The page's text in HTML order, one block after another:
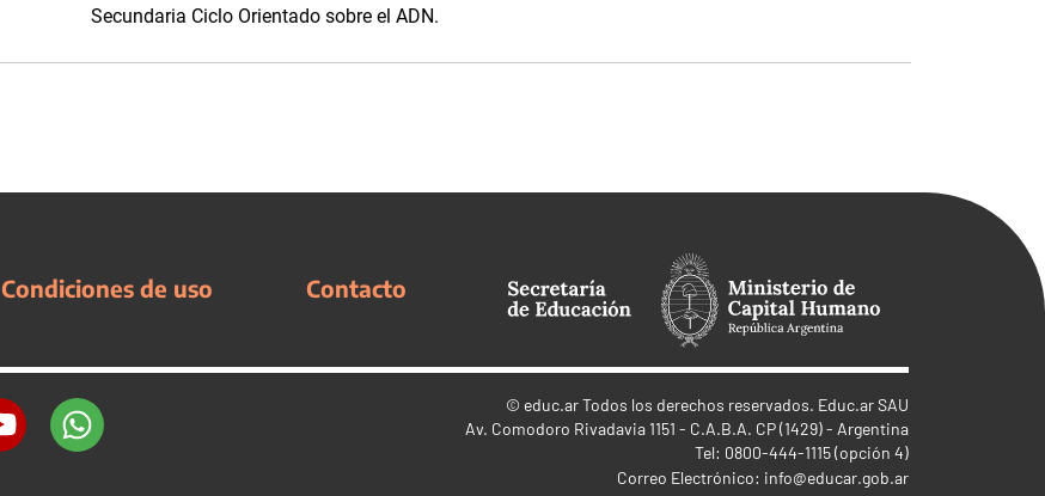
Secundaria Ciclo Orientado sobre el ADN.
Condiciones de uso Contacto
© educ.arTodos los derechos reservados. Educ.ar SAU
Av. Comodoro Rivadavia 1151 - C.A.B.A. CP (1429) - Argentina
Tel: 0800-444-1115 (opción 4)
Correo Electrónico: info@educar.gob.ar